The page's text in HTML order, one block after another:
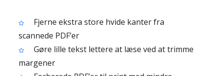
Fjerne ekstra store hvide kanter fra
scannede PDF’er
Gøre lille tekst lettere at læse ved at trimme
margener